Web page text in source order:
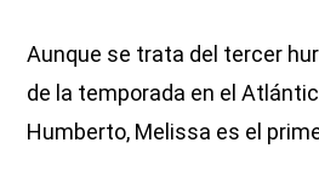
Aunque se trata del tercer
de la temporada en el
Humberto, Melissa es el